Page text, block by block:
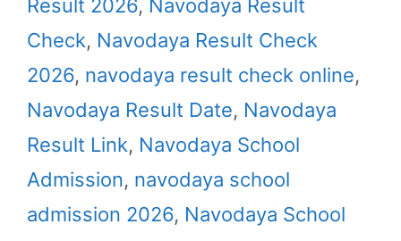
Result 2026, Navodaya Result
Check, Navodaya Result Check
2026, navodaya result check online,
Navodaya Result Date, Navodaya
Result Link, Navodaya School
Admission, navodaya school
admission 2026, Navodaya School